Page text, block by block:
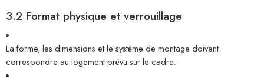
3.2 Format physique et verrouillage
La forme, les dimensions et le système de montage doivent
correspondre au logement prévu sur le cadre.